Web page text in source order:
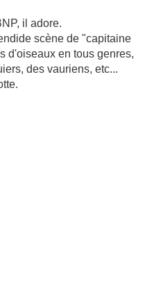
il adore.
scène de "capitaine
d'oiseaux en tous genres,
des vauriens, etc...